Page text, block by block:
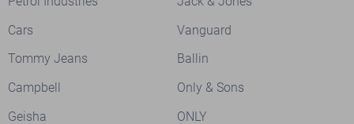
Cars
Vanguard
Tommy Jeans
Ballin
Campbell
Only & Sons
Geisha
ONLY